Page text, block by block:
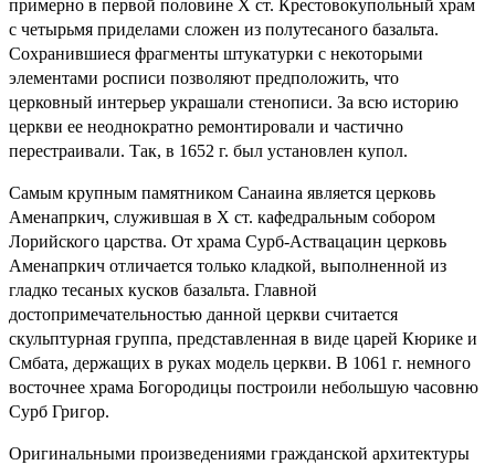
примерно в первой половине X ст. Крестовокупольный храм
с четырьмя приделами сложен из полутесаного базальта.
Сохранившиеся фрагменты штукатурки с некоторыми
элементами росписи позволяют предположить, что
церковный интерьер украшали стенописи. За всю историю
церкви ее неоднократно ремонтировали и частично
перестраивали. Так, в 1652 г. был установлен купол.
Самым крупным памятником Санаина является церковь
Аменапркич, служившая в Х ст. кафедральным собором
Лорийского царства. От храма Сурб-Аствацацин церковь
Аменапркич отличается только кладкой, выполненной из
гладко тесаных кусков базальта. Главной
достопримечательностью данной церкви считается
скульптурная группа, представленная в виде царей Кюрике и
Смбата, держащих в руках модель церкви. В 1061 г. немного
восточнее храма Богородицы построили небольшую часовню
Сурб Григор.
Оригинальными произведениями гражданской архитектуры